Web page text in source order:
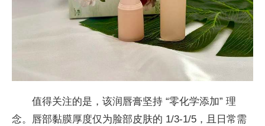
值得关注的是，该润唇膏坚持 “零化学添加” 理
念。唇部黏膜厚度仅为脸部皮肤的 1/3-1/5，且日常需